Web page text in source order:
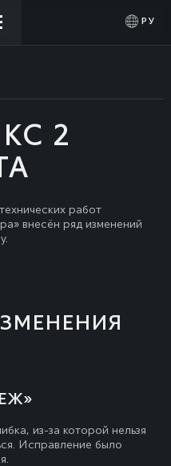
РУ
ВОЙТИ
2
работ
внесён ряд изменений
из-за которой нельзя
Исправление было